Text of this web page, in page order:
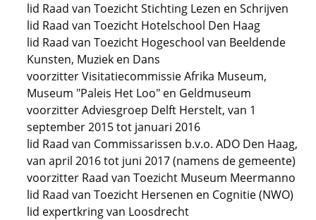
lid Raad van Toezicht Stichting Lezen en Schrijven
lid Raad van Toezicht Hotelschool Den Haag
lid Raad van Toezicht Hogeschool van Beeldende
Kunsten, Muziek en Dans
voorzitter Visitatiecommissie Afrika Museum,
Museum "Paleis Het Loo" en Geldmuseum
voorzitter Adviesgroep Delft Herstelt, van 1
september 2015 tot januari 2016
lid Raad van Commissarissen b.v.o. ADO Den Haag,
van april 2016 tot juni 2017 (namens de gemeente)
voorzitter Raad van Toezicht Museum Meermanno
lid Raad van Toezicht Hersenen en Cognitie (NWO)
lid expertkring van Loosdrecht